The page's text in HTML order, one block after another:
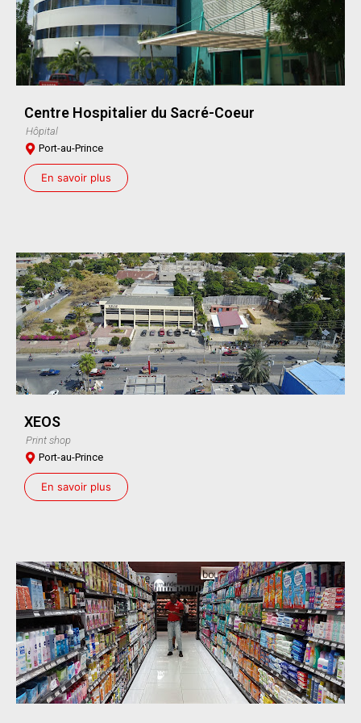
Centre Hospitalier du Sacré-Coeur
Hôpital
Port-au-Prince
En savoir plus
XEOS
Print shop
Port-au-Prince
En savoir plus